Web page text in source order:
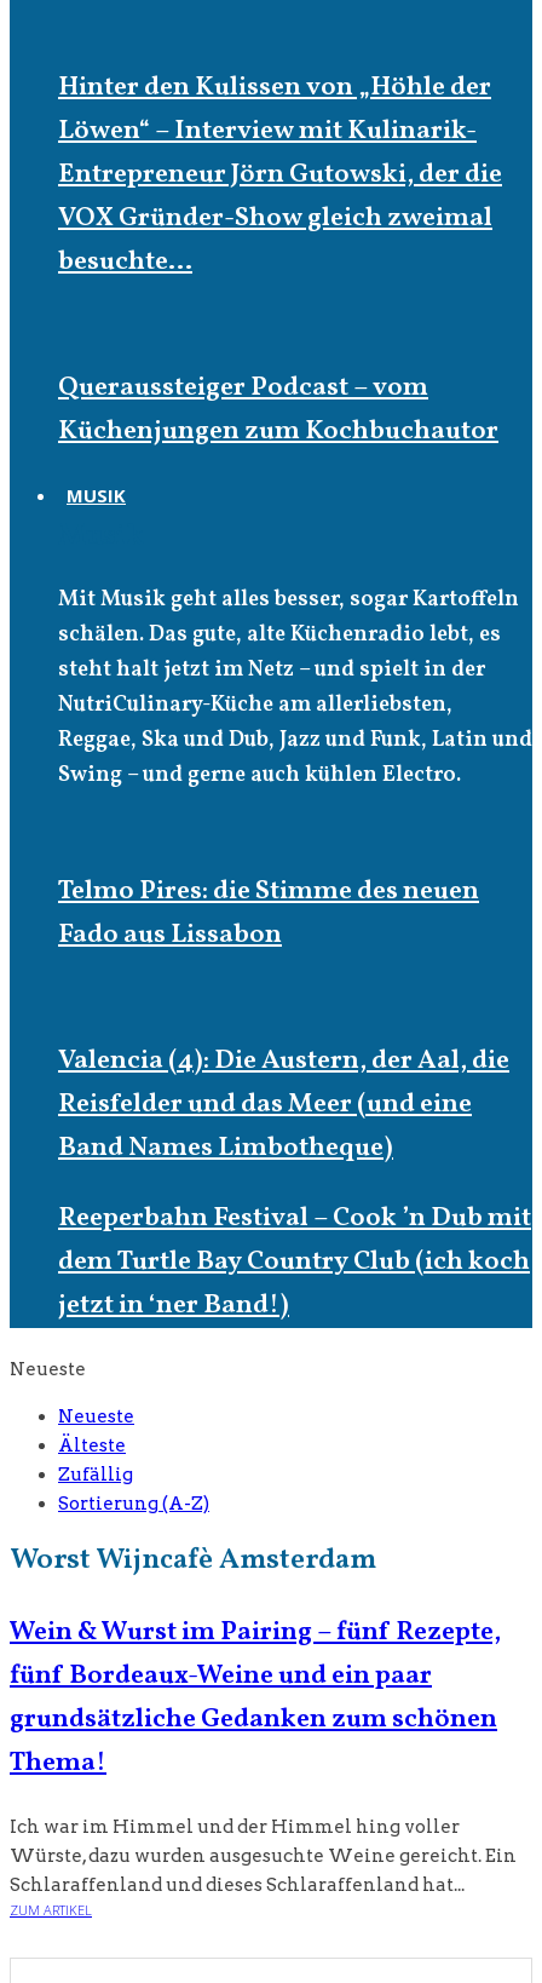
Hinter den Kulissen von „Höhle der
Löwen“ – Interview mit Kulinarik-
Entrepreneur Jörn Gutowski, der die
VOX Gründer-Show gleich zweimal
besuchte…
Queraussteiger Podcast – vom
Küchenjungen zum Kochbuchautor
MUSIK
Mit Musik geht alles besser, sogar Kartoffeln
schälen. Das gute, alte Küchenradio lebt, es
steht halt jetzt im Netz – und spielt in der
NutriCulinary-Küche am allerliebsten,
Reggae, Ska und Dub, Jazz und Funk, Latin und
Swing – und gerne auch kühlen Electro.
Telmo Pires: die Stimme des neuen
Fado aus Lissabon
Valencia (4): Die Austern, der Aal, die
Reisfelder und das Meer (und eine
Band Names Limbotheque)
Reeperbahn Festival – Cook ’n Dub mit
dem Turtle Bay Country Club (ich koch
jetzt in ‘ner Band!)
Neueste
Neueste
Älteste
Zufällig
Sortierung (A-Z)
Worst Wijncafè Amsterdam
Wein & Wurst im Pairing – fünf Rezepte,
fünf Bordeaux-Weine und ein paar
grundsätzliche Gedanken zum schönen
Thema!
Ich war im Himmel und der Himmel hing voller
Würste, dazu wurden ausgesuchte Weine gereicht. Ein
Schlaraffenland und dieses Schlaraffenland hat...
ZUM ARTIKEL